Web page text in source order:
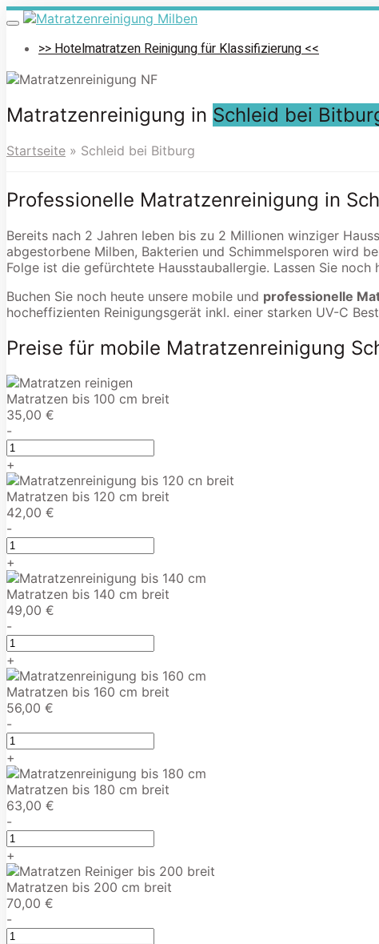
Skip
to
main
Toggle
navigation>> Hotelmatratzen Reinigung für Klassifizierung <<
Matratzenreinigung in Schleid bei
Startseite » Schleid bei Bitburg
Professionelle Matratzenreinigung in
Bereits nach 2 Jahren leben bis zu 2 Millionen winziger
abgestorbene Milben, Bakterien und Schimmelsporen wird
Folge ist die gefürchtete Hausstauballergie. Lassen Sie noch
Buchen Sie noch heute unsere mobile und professionelle
hocheffizienten Reinigungsgerät inkl. einer starken UV-C
Preise für mobile Matratzenreinigung
Matratzen bis 100 cm breit
35,00 €
-
+
Matratzen bis 120 cm breit
42,00 €
-
+
Matratzen bis 140 cm breit
49,00 €
-
+
Matratzen bis 160 cm breit
56,00 €
-
+
Matratzen bis 180 cm breit
63,00 €
-
+
Matratzen bis 200 cm breit
70,00 €
-